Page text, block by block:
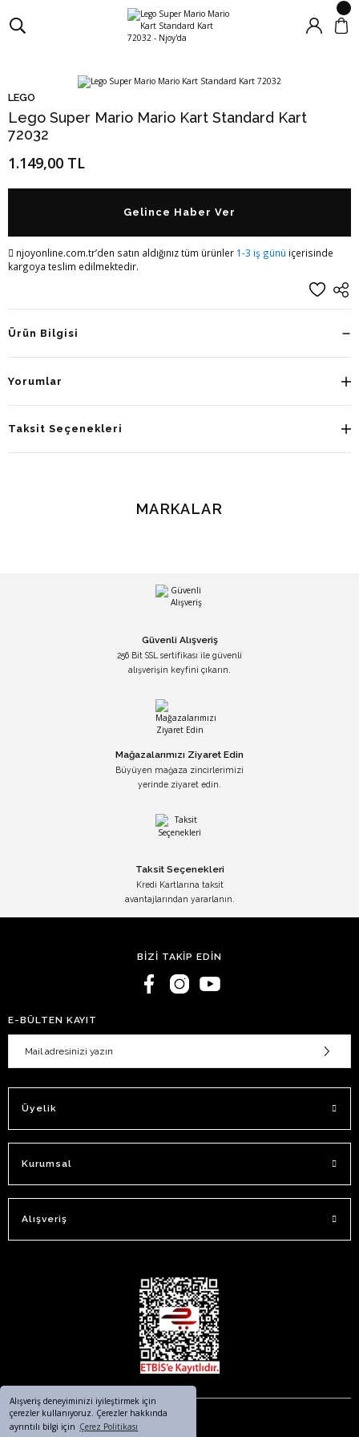
Alışveriş deneyiminizi iyileştirmek için
çerezler kullanıyoruz. Çerezler hakkında
ayrıntılı bilgi için Çerez Politikası
LEGO
Lego Super Mario Mario Kart Standard Kart
72032
1.149,00 TL
Gelince Haber Ver
njoyonline.com.tr’den satın aldığınız tüm ürünler 1-3 iş günü içerisinde
kargoya teslim edilmektedir.
Ürün Bilgisi
Yorumlar
Taksit Seçenekleri
MARKALAR
Güvenli Alışveriş
256 Bit SSL sertifikası ile güvenli
alışverişin keyfini çıkarın.
Mağazalarımızı Ziyaret Edin
Büyüyen mağaza zincirlerimizi
yerinde ziyaret edin.
Taksit Seçenekleri
Kredi Kartlarına taksit
avantajlarından yararlanın.
BİZİ TAKİP EDİN
E-BÜLTEN KAYIT
Üyelik
Kurumsal
Alışveriş